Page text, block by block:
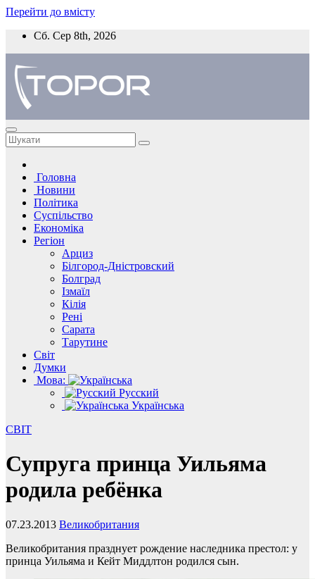
Перейти до вмісту
Сб. Сер 8th, 2026
Головна
Новини
Політика
Суспільство
Економіка
Регіон
Арциз
Білгород-Дністровский
Болград
Ізмаїл
Кілія
Рені
Сарата
Тарутине
Світ
Думки
Мова:
Русский
Українська
СВІТ
Супруга принца Уильяма
родила ребёнка
07.23.2013 Великобритания
Великобритания празднует рождение наследника престол: у
принца Уильяма и Кейт Миддлтон родился сын.